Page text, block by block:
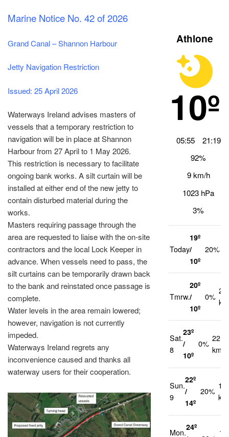
Marine Notice No. 42 of 2026
Grand Canal – Shannon Harbour
Jetty Navigation Restriction
Issued: 25 April 2026
Waterways Ireland advises masters of
vessels that a temporary restriction to
navigation will be in place at Shannon
Harbour from 27 April to 1 May 2026.
This restriction is necessary to facilitate
ongoing bank works. A silt curtain will be
installed at either end of the new jetty to
contain disturbed material during the
works.
Masters requiring passage through the
area are requested to liaise with the on-site
contractors and the local Lock Keeper in
advance. When vessels need to pass, the
silt curtains can be temporarily drawn back
to the bank and reinstated once passage is
complete.
Water levels in the area remain lowered;
however, navigation is not currently
impeded.
Waterways Ireland regrets any
inconvenience caused and thanks all
waterway users for their cooperation.
Athlone
10º
05:55
21:19
92%
9 km/h
1023 hPa
3%
Today
19º
/
10º
20%
Tmrw.
20º
/
10º
0%
21
Sat.
8
23º
/
10º
0%
22
km/h
Sun.
9
22º
/
14º
20%
14
Mon.
24º
10